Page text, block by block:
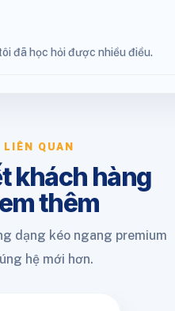
đã học hỏi được nhiều điều.
QUAN
khách hàng
thêm
dạng kéo ngang premium
hệ mới hơn.